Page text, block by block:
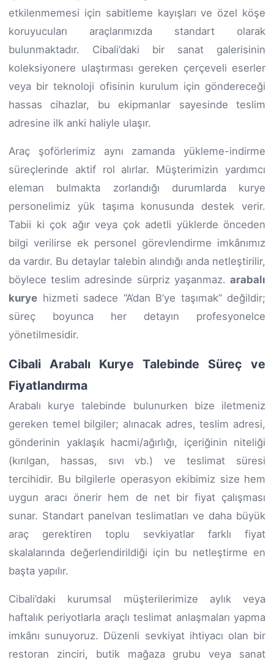
etkilenmemesi için sabitleme kayışları ve özel köşe
koruyucuları araçlarımızda standart olarak
bulunmaktadır. Cibali’daki bir sanat galerisinin
koleksiyonere ulaştırması gereken çerçeveli eserler
veya bir teknoloji ofisinin kurulum için göndereceği
hassas cihazlar, bu ekipmanlar sayesinde teslim
adresine ilk anki haliyle ulaşır.
Araç şoförlerimiz aynı zamanda yükleme-indirme
süreçlerinde aktif rol alırlar. Müşterimizin yardımcı
eleman bulmakta zorlandığı durumlarda kurye
personelimiz yük taşıma konusunda destek verir.
Tabii ki çok ağır veya çok adetli yüklerde önceden
bilgi verilirse ek personel görevlendirme imkânımız
da vardır. Bu detaylar talebin alındığı anda netleştirilir,
böylece teslim adresinde sürpriz yaşanmaz. arabalı
kurye hizmeti sadece “A’dan B’ye taşımak” değildir;
süreç boyunca her detayın profesyonelce
yönetilmesidir.
Cibali Arabalı Kurye Talebinde Süreç ve
Fiyatlandırma
Arabalı kurye talebinde bulunurken bize iletmeniz
gereken temel bilgiler; alınacak adres, teslim adresi,
gönderinin yaklaşık hacmi/ağırlığı, içeriğinin niteliği
(kırılgan, hassas, sıvı vb.) ve teslimat süresi
tercihidir. Bu bilgilerle operasyon ekibimiz size hem
uygun aracı önerir hem de net bir fiyat çalışması
sunar. Standart panelvan teslimatları ve daha büyük
araç gerektiren toplu sevkiyatlar farklı fiyat
skalalarında değerlendirildiği için bu netleştirme en
başta yapılır.
Cibali’daki kurumsal müşterilerimize aylık veya
haftalık periyotlarla araçlı teslimat anlaşmaları yapma
imkânı sunuyoruz. Düzenli sevkiyat ihtiyacı olan bir
restoran zinciri, butik mağaza grubu veya sanat